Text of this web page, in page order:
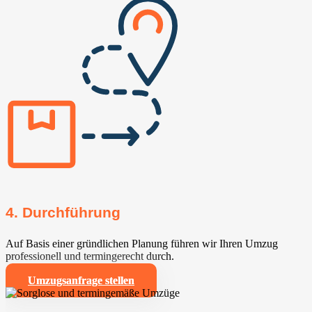
4. Durchführung
Auf Basis einer gründlichen Planung führen wir Ihren Umzug
professionell und termingerecht durch.
Umzugsanfrage stellen